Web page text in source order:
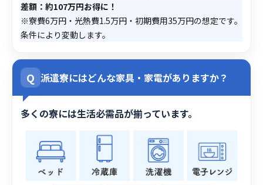
差額：約107万円お得に！
※寮費6万円・光熱費1.5万円・初期費用35万円の想定です。
条件により変動します。
Q 派遣寮にはどんな家具・家電がありますか？
多くの寮には生活必需品が揃っています。